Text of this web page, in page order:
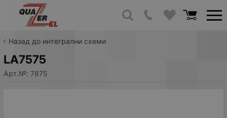
Назад до интегрални схеми
LA7575
Арт.№: 7875